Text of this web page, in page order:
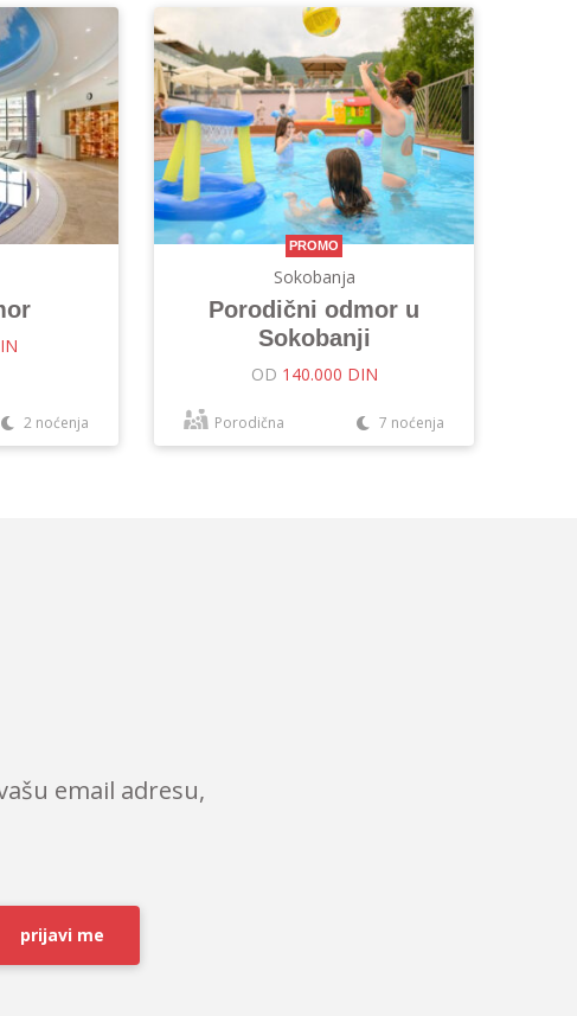
2 noćenja
PROMO
Sokobanja
Porodični odmor u
Sokobanji
OD 140.000 DIN
Porodična 7 noćenja
email adresu,
prijavi me